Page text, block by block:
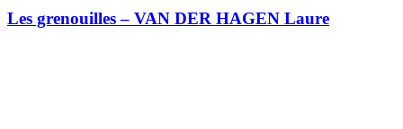
Les grenouilles – VAN DER HAGEN Laure